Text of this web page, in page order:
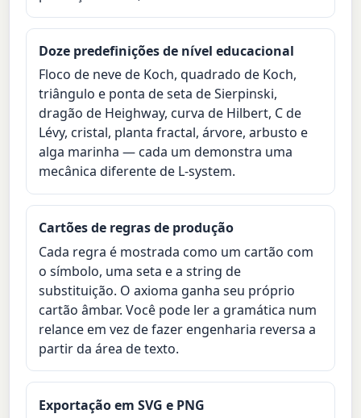
Doze predefinições de nível educacional
Floco de neve de Koch, quadrado de Koch,
triângulo e ponta de seta de Sierpinski,
dragão de Heighway, curva de Hilbert, C de
Lévy, cristal, planta fractal, árvore, arbusto e
alga marinha — cada um demonstra uma
mecânica diferente de L-system.
Cartões de regras de produção
Cada regra é mostrada como um cartão com
o símbolo, uma seta e a string de
substituição. O axioma ganha seu próprio
cartão âmbar. Você pode ler a gramática num
relance em vez de fazer engenharia reversa a
partir da área de texto.
Exportação em SVG e PNG